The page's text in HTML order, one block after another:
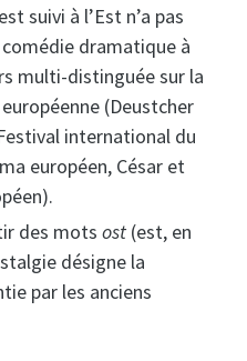
suivi à l’Est n’a pas
dramatique à
multi-distinguée sur la
(Deustcher
international du
européen, César et
des mots ost (est, en
désigne la
par les anciens